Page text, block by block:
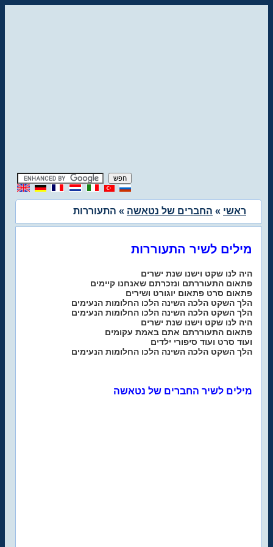
ראשי » החברים של נטאשה » התעוררות
מילים לשיר התעוררות
היה לנו שקט וישנו שנת ישרים
פתאום התעוררתם ונזכרתם שאנחנו קיימים
פתאום סרט פתאום יוגורט ושירים
הלך השקט הלכה השינה הלכו החלומות הנעימים
הלך השקט הלכה השינה הלכו החלומות הנעימים
היה לנו שקט וישנו שנת ישרים
פתאום התעוררתם אתם באמת עקומים
ועוד סרט ועוד סיפורי ילדים
הלך השקט הלכה השינה הלכו החלומות הנעימים
מילים לשיר החברים של נטאשה